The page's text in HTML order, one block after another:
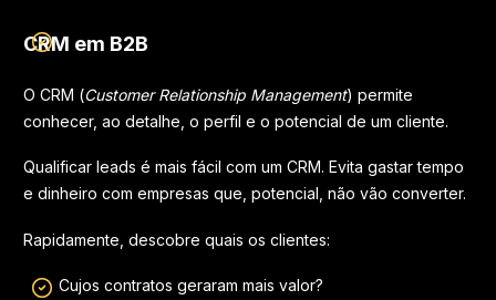
CRM em B2B
O CRM (Customer Relationship Management) permite
conhecer, ao detalhe, o perfil e o potencial de um cliente.
Qualificar leads é mais fácil com um CRM. Evita gastar tempo
e dinheiro com empresas que, potencial, não vão converter.
Rapidamente, descobre quais os clientes:
Cujos contratos geraram mais valor?